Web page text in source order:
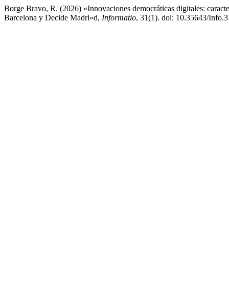
Borge Bravo, R. (2026) «Innovaciones democráticas digitales:
Barcelona y Decide Madri»d, Informatio, 31(1). doi: 10.35643/